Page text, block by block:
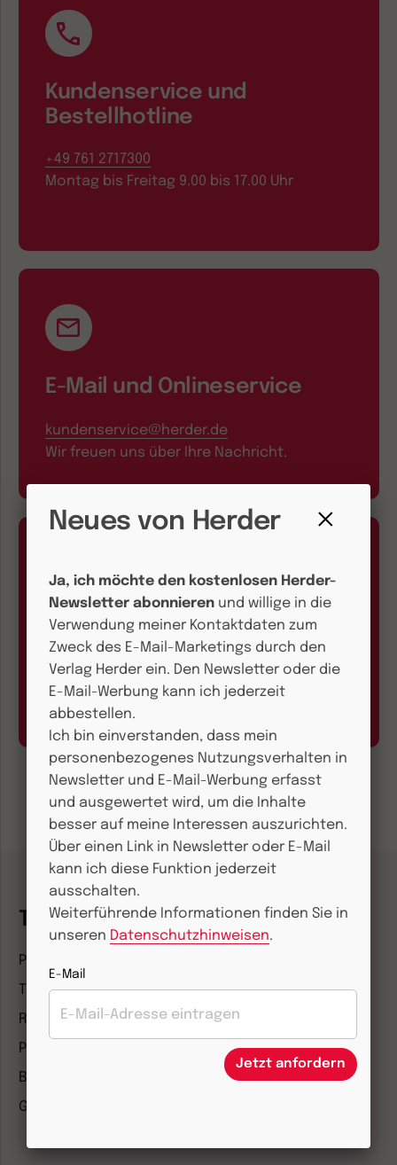
Kundenservice und
Bestellhotline
+49 761 2717300
Montag bis Freitag 9.00 bis 17.00 Uhr
E-Mail und Onlineservice
kundenservice@herder.de
Wir freuen uns über Ihre Nachricht.
Aboservice
Abo online kündigen
Hier geht’s zum Formular
Themenwelten
Pädagogik & Kinderbuch
Theologie & Pastoral
Religion & Spiritualität
Politik & Wirtschaft
Besser leben
Geschichte & Wissen
Neues von Herder
Ja, ich möchte den kostenlosen Herder-
Newsletter abonnieren und willige in die
Verwendung meiner Kontaktdaten zum
Zweck des E-Mail-Marketings durch den
Verlag Herder ein. Den Newsletter oder die
E-Mail-Werbung kann ich jederzeit
abbestellen.
Ich bin einverstanden, dass mein
personenbezogenes Nutzungsverhalten in
Newsletter und E-Mail-Werbung erfasst
und ausgewertet wird, um die Inhalte
besser auf meine Interessen auszurichten.
Über einen Link in Newsletter oder E-Mail
kann ich diese Funktion jederzeit
ausschalten.
Weiterführende Informationen finden Sie in
unseren Datenschutzhinweisen.
E-Mail
Jetzt anfordern